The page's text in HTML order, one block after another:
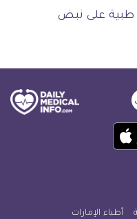
ديلي
ميديكال
انفو
أطباء الإمارات